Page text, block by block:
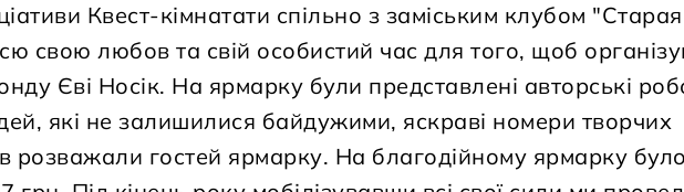
Квест-кімнатати спільно з заміським клубом
свою любов та свій особистий час для того, щоб
Єві Носік. На ярмарку були представлені авторські
які не залишилися байдужими, яскраві номери творчих
розважали гостей ярмарку. На благодійному ярмарку